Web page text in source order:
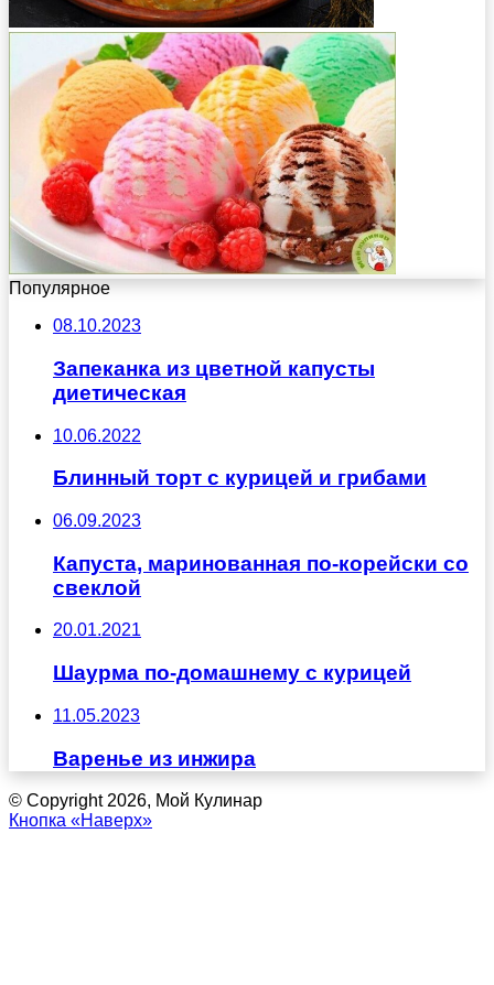
Популярное
08.10.2023
Запеканка из цветной капусты
диетическая
10.06.2022
Блинный торт с курицей и грибами
06.09.2023
Капуста, маринованная по-корейски со
свеклой
20.01.2021
Шаурма по-домашнему с курицей
11.05.2023
Варенье из инжира
© Copyright 2026, Мой Кулинар
Кнопка «Наверх»